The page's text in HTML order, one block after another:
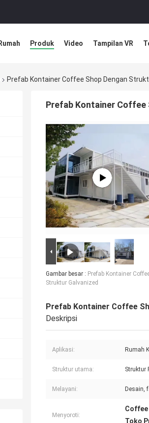
Rumah Produk Video Tampilan VR
Prefab Kontainer Coffee Shop Dengan
Prefab Kontainer Coffee
Gambar besar : Prefab Kontainer
Struktur Galvanized
Prefab Kontainer Coffee
Deskripsi
Aplikasi: Rumah
Struktur utama: Struktur
Melayani: Desain,
Menyoroti:
Coffee
Toko